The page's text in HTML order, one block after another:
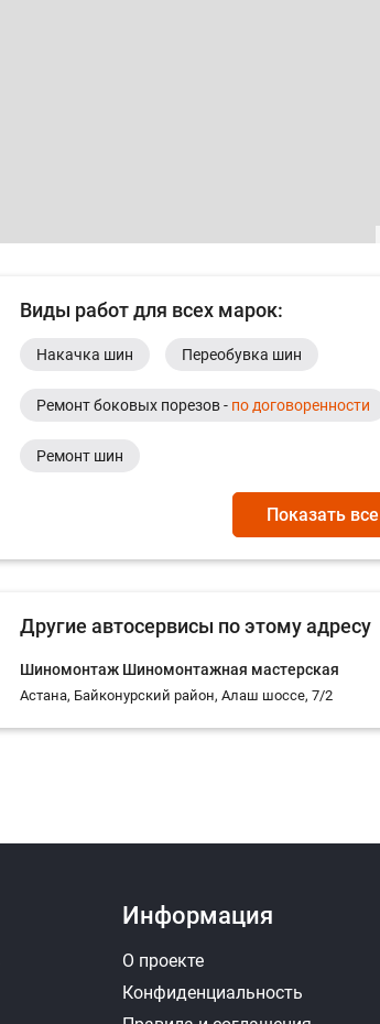
Виды работ для всех марок:
Накачка шин Переобувка шин
Ремонт боковых порезов - по договоренности
Ремонт шин
Показать все
Другие автосервисы по этому адресу
Шиномонтаж Шиномонтажная мастерская
Астана, Байконурский район, ​Алаш шоссе, 7/2
Информация
О проекте
Конфиденциальность